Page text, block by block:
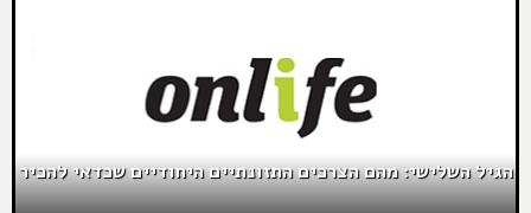
הגיל השלישי: מהם הצרכים התזונתיים היחודיים שכדאי להכיר